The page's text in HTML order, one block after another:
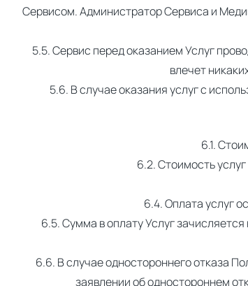
Сервисом. Администратор Сервиса и
5.5. Сервис перед оказанием Услуг
влечет
5.6. В случае оказания услуг с
6.1.
6.2. Стоимость
6.4. Оплата услуг
6.5. Сумма в оплату Услуг
6.6. В случае одностороннего отказа
заявлении об одностороннем